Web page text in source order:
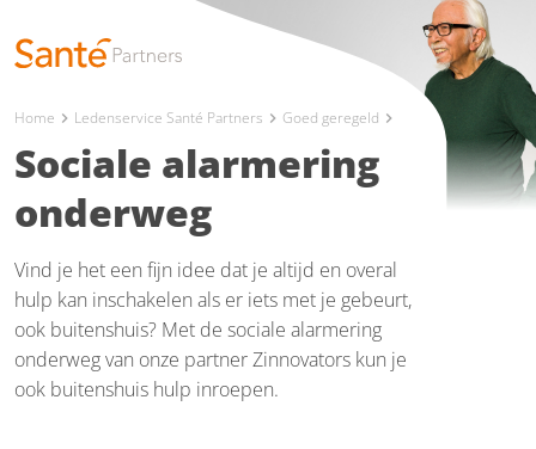
Home chevron_right Ledenservice Santé Partners chevron_right Goed geregeld chevron_right
Sociale alarmering
onderweg
Vind je het een fijn idee dat je altijd en overal
hulp kan inschakelen als er iets met je gebeurt,
ook buitenshuis? Met de sociale alarmering
onderweg van onze partner Zinnovators kun je
ook buitenshuis hulp inroepen.